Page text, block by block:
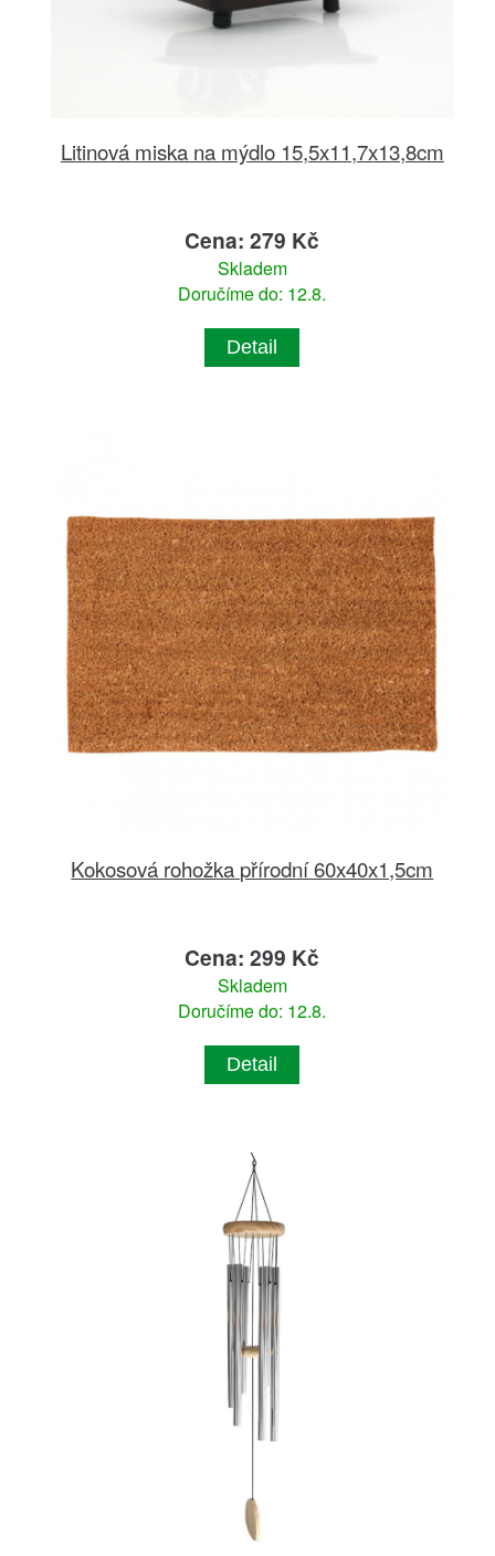
Litinová miska na mýdlo 15,5x11,7x13,8cm
Cena: 279 Kč
Skladem
Doručíme do: 12.8.
Detail
Kokosová rohožka přírodní 60x40x1,5cm
Cena: 299 Kč
Skladem
Doručíme do: 12.8.
Detail